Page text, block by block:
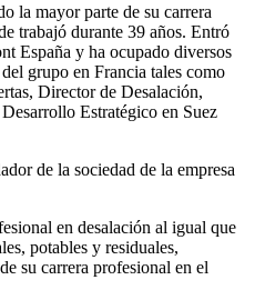
la mayor parte de su carrera
trabajó durante 39 años. Entró
España y ha ocupado diversos
grupo en Francia tales como
Director de Desalación,
Estratégico en Suez
de la sociedad de la empresa
en desalación al igual que
potables y residuales,
su carrera profesional en el